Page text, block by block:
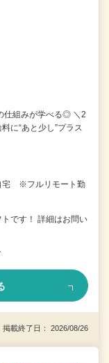
仕組みが学べる◎ ＼2
に“あと少し”プラス
宅 ※フルリモート勤
です！ 詳細はお問い
載終了日： 2026/08/26